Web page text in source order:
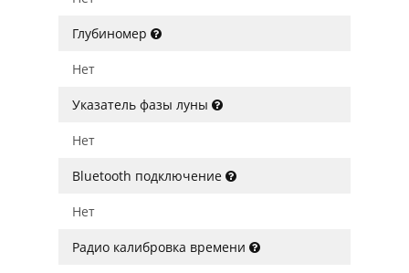
Глубиномер
Нет
Указатель фазы луны
Нет
Bluetooth подключение
Нет
Радио калибровка времени